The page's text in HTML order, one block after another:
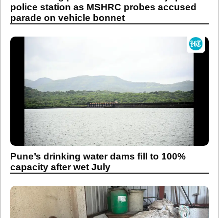
police station as MSHRC probes accused
parade on vehicle bonnet
Pune’s drinking water dams fill to 100%
capacity after wet July